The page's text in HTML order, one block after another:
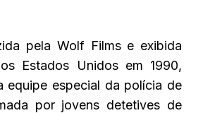
pela Wolf Films e exibida
Estados Unidos em 1990,
equipe especial da polícia de
por jovens detetives de